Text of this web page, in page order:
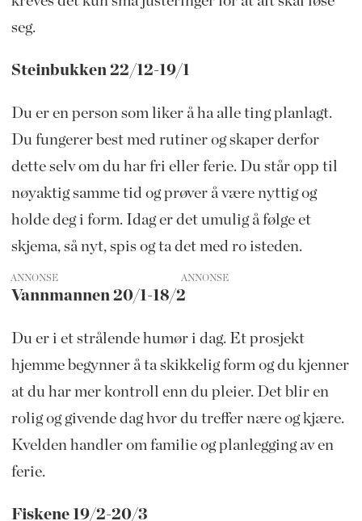
seg.
Steinbukken 22/12-19/1
Du er en person som liker å ha alle ting planlagt.
Du fungerer best med rutiner og skaper derfor
dette selv om du har fri eller ferie. Du står opp til
nøyaktig samme tid og prøver å være nyttig og
holde deg i form. Idag er det umulig å følge et
skjema, så nyt, spis og ta det med ro isteden.
ANNONSE
Vannmannen 20/1-18/2
Du er i et strålende humør i dag. Et prosjekt
hjemme begynner å ta skikkelig form og du kjenner
at du har mer kontroll enn du pleier. Det blir en
rolig og givende dag hvor du treffer nære og kjære.
Kvelden handler om familie og planlegging av en
ferie.
Fiskene 19/2-20/3